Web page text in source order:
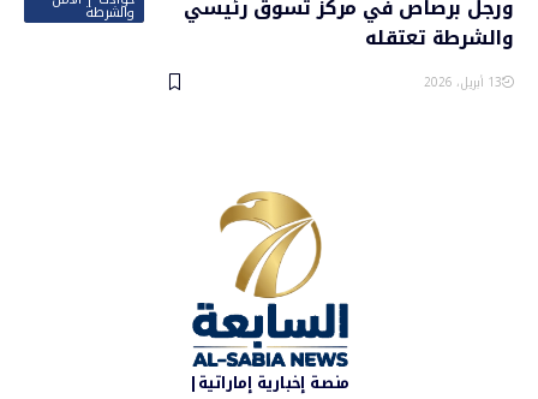
والشرطة
ورجل برصاص في مركز تسوق رئيسي
والشرطة تعتقله
13 أبريل، 2026
منصة إخبارية إماراتية|